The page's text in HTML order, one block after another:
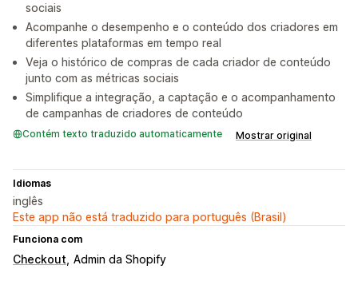
sociais
Acompanhe o desempenho e o conteúdo dos criadores em
diferentes plataformas em tempo real
Veja o histórico de compras de cada criador de conteúdo
junto com as métricas sociais
Simplifique a integração, a captação e o acompanhamento
de campanhas de criadores de conteúdo
Contém texto traduzido automaticamente Mostrar original
Idiomas
inglês
Este app não está traduzido para português (Brasil)
Funciona com
Checkout Admin da Shopify